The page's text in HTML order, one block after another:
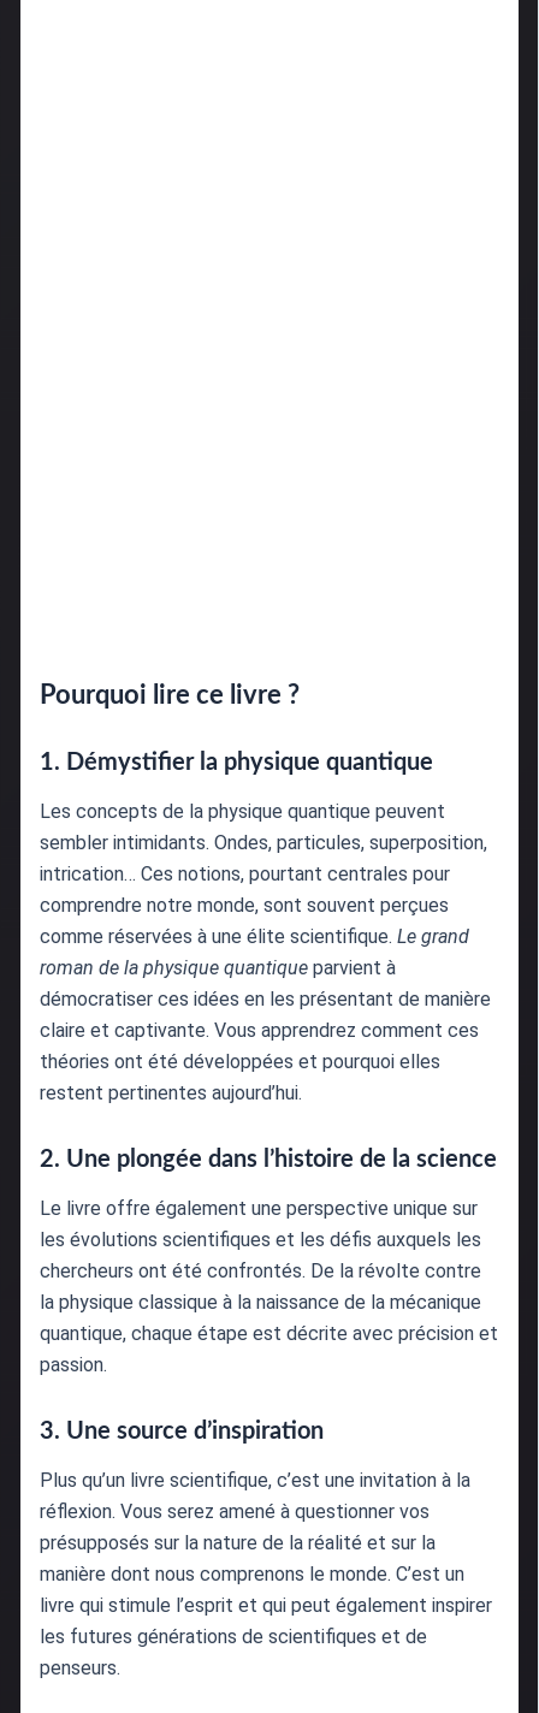
Pourquoi lire ce livre ?
1. Démystifier la physique quantique
Les concepts de la physique quantique peuvent
sembler intimidants. Ondes, particules, superposition,
intrication… Ces notions, pourtant centrales pour
comprendre notre monde, sont souvent perçues
comme réservées à une élite scientifique. Le grand
roman de la physique quantiqueparvient à
démocratiser ces idées en les présentant de manière
claire et captivante. Vous apprendrez comment ces
théories ont été développées et pourquoi elles
restent pertinentes aujourd’hui.
2. Une plongée dans l’histoire de la science
Le livre offre également une perspective unique sur
les évolutions scientifiques et les défis auxquels les
chercheurs ont été confrontés. De la révolte contre
la physique classique à la naissance de la mécanique
quantique, chaque étape est décrite avec précision et
passion.
3. Une source d’inspiration
Plus qu’un livre scientifique, c’est une invitation à la
réflexion. Vous serez amené à questionner vos
présupposés sur la nature de la réalité et sur la
manière dont nous comprenons le monde. C’est un
livre qui stimule l’esprit et qui peut également inspirer
les futures générations de scientifiques et de
penseurs.